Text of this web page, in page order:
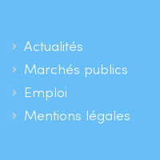
Actualités
Marchés publics
Emploi
Mentions légales